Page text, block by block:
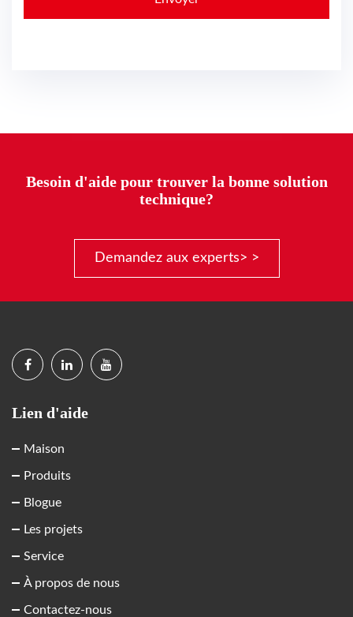
Besoin d'aide pour trouver la bonne solution
technique?
Demandez aux experts> >
Lien d'aide
Maison
Produits
Blogue
Les projets
Service
À propos de nous
Contactez-nous